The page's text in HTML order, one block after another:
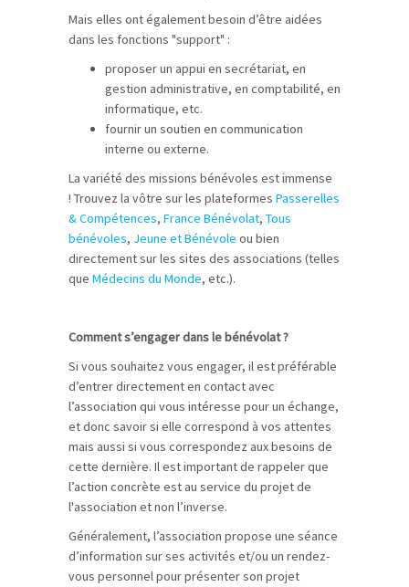
Mais elles ont également besoin d’être aidées
dans les fonctions "support" :
proposer un appui en secrétariat, en
gestion administrative, en comptabilité, en
informatique, etc.
fournir un soutien en communication
interne ou externe.
La variété des missions bénévoles est immense
! Trouvez la vôtre sur les plateformes Passerelles
& Compétences, France Bénévolat, Tous
bénévoles, Jeune et Bénévole ou bien
directement sur les sites des associations (telles
que Médecins du Monde, etc.).
Comment s’engager dans le bénévolat ?
Si vous souhaitez vous engager, il est préférable
d’entrer directement en contact avec
l’association qui vous intéresse pour un échange,
et donc savoir si elle correspond à vos attentes
mais aussi si vous correspondez aux besoins de
cette dernière. Il est important de rappeler que
l’action concrète est au service du projet de
l'association et non l’inverse.
Généralement, l’association propose une séance
d’information sur ses activités et/ou un rendez-
vous personnel pour présenter son projet